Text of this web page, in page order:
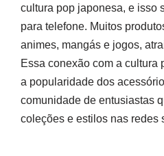
cultura pop japonesa, e isso
para telefone. Muitos
animes, mangás e jogos,
Essa conexão com a cultura
a popularidade dos
comunidade de entusiastas
coleções e estilos nas redes